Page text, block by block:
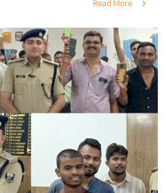
Read More